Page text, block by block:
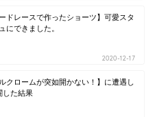
ードレースで作ったショーツ】可愛スタ
にできました。
2020-12-17
ルクロームが突如開かない！】に遭遇し
した結果